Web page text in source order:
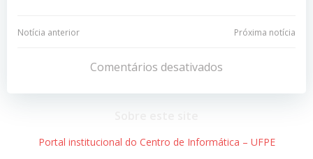
Navegação
Post
Notícia anterior
Navegação
de
Post
Próxima notícia
Comentários desativados
Portal institucional do Centro de Informática – UFPE